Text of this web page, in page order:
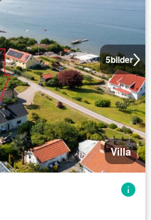
5bilder
Villa